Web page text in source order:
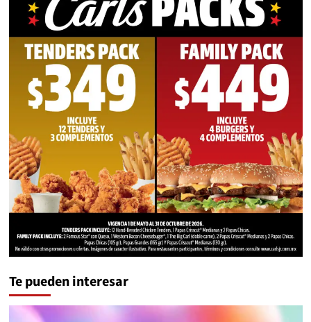
Te pueden interesar